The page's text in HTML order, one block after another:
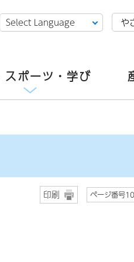
や
スポーツ・学び
印刷 ページ番号